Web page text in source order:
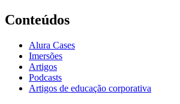
Conteúdos
Alura Cases
Imersões
Artigos
Podcasts
Artigos de educação corporativa